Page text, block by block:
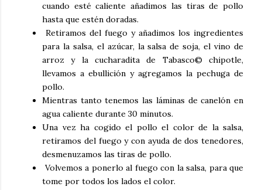
cuando esté caliente añadimos las tiras de pollo
hasta que estén doradas.
Retiramos del fuego y añadimos los ingredientes
para la salsa, el azúcar, la salsa de soja, el vino de
arroz y la cucharadita de Tabasco© chipotle,
llevamos a ebullición y agregamos la pechuga de
pollo.
Mientras tanto tenemos las láminas de canelón en
agua caliente durante 30 minutos.
Una vez ha cogido el pollo el color de la salsa,
retiramos del fuego y con ayuda de dos tenedores,
desmenuzamos las tiras de pollo.
Volvemos a ponerlo al fuego con la salsa, para que
tome por todos los lados el color.